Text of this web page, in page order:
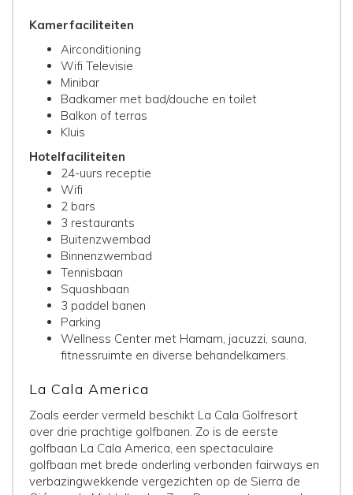
Kamerfaciliteiten
Airconditioning
Wifi Televisie
Minibar
Badkamer met bad/douche en toilet
Balkon of terras
Kluis
Hotelfaciliteiten
24-uurs receptie
Wifi
2 bars
3 restaurants
Buitenzwembad
Binnenzwembad
Tennisbaan
Squashbaan
3 paddel banen
Parking
Wellness Center met Hamam, jacuzzi, sauna,
fitnessruimte en diverse behandelkamers.
La Cala America
Zoals eerder vermeld beschikt La Cala Golfresort
over drie prachtige golfbanen. Zo is de eerste
golfbaan La Cala America, een spectaculaire
golfbaan met brede onderling verbonden fairways en
verbazingwekkende vergezichten op de Sierra de